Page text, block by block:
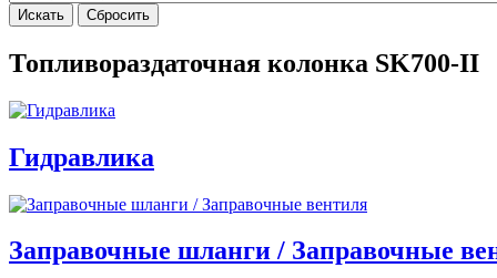
Топливораздаточная колонка SK700-II
Гидравлика
Заправочные шланги / Заправочные